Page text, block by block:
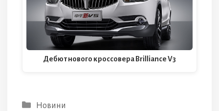
Дебют нового кроссовера Brilliance V3
Категорії
Новини